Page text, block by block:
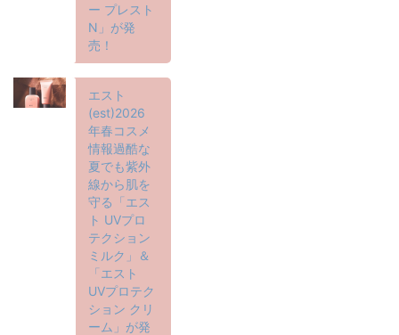
ー プレスト
N」が発
売！
エスト
(est)2026
年春コスメ
情報過酷な
夏でも紫外
線から肌を
守る「エス
ト UVプロ
テクション
ミルク」＆
「エスト
UVプロテク
ション クリ
ーム」が発